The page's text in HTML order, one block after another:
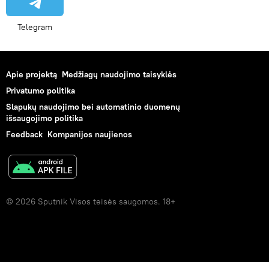
Telegram
Apie projektą Medžiagų naudojimo taisyklės
Privatumo politika
Slapukų naudojimo bei automatinio duomenų
išsaugojimo politika
Feedback Kompanijos naujienos
© 2026 Sputnik Visos teisės saugomos. 18+